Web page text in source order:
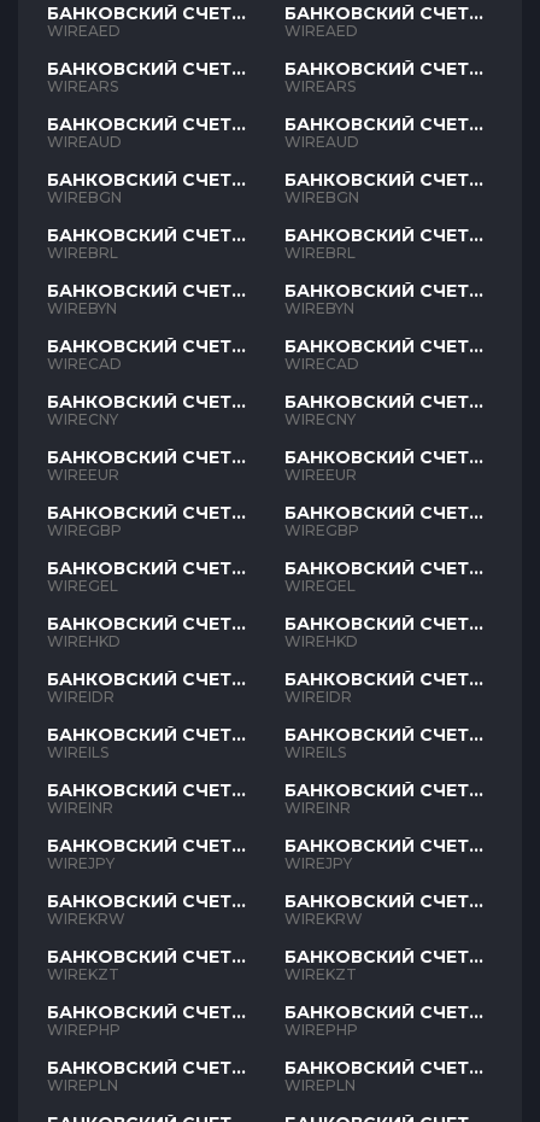
БАНКОВСКИЙ СЧЕТ
AED
WIREAED
БАНКОВСКИЙ СЧЕТ
ARS
WIREARS
БАНКОВСКИЙ СЧЕТ
AUD
WIREAUD
БАНКОВСКИЙ СЧЕТ
BGN
WIREBGN
БАНКОВСКИЙ СЧЕТ
BRL
WIREBRL
БАНКОВСКИЙ СЧЕТ
BYN
WIREBYN
БАНКОВСКИЙ СЧЕТ
CAD
WIRECAD
БАНКОВСКИЙ СЧЕТ
CNY
WIRECNY
БАНКОВСКИЙ СЧЕТ
EUR
WIREEUR
БАНКОВСКИЙ СЧЕТ
GBP
WIREGBP
БАНКОВСКИЙ СЧЕТ
GEL
WIREGEL
БАНКОВСКИЙ СЧЕТ
HKD
WIREHKD
БАНКОВСКИЙ СЧЕТ
IDR
WIREIDR
БАНКОВСКИЙ СЧЕТ
ILS
WIREILS
БАНКОВСКИЙ СЧЕТ
INR
WIREINR
БАНКОВСКИЙ СЧЕТ
JPY
WIREJPY
БАНКОВСКИЙ СЧЕТ
KRW
WIREKRW
БАНКОВСКИЙ СЧЕТ
KZT
WIREKZT
БАНКОВСКИЙ СЧЕТ
PHP
WIREPHP
БАНКОВСКИЙ СЧЕТ
PLN
WIREPLN
БАНКОВСКИЙ СЧЕТ
AED
WIREAED
БАНКОВСКИЙ СЧЕТ
ARS
WIREARS
БАНКОВСКИЙ СЧЕТ
AUD
WIREAUD
БАНКОВСКИЙ СЧЕТ
BGN
WIREBGN
БАНКОВСКИЙ СЧЕТ
BRL
WIREBRL
БАНКОВСКИЙ СЧЕТ
BYN
WIREBYN
БАНКОВСКИЙ СЧЕТ
CAD
WIRECAD
БАНКОВСКИЙ СЧЕТ
CNY
WIRECNY
БАНКОВСКИЙ СЧЕТ
EUR
WIREEUR
БАНКОВСКИЙ СЧЕТ
GBP
WIREGBP
БАНКОВСКИЙ СЧЕТ
GEL
WIREGEL
БАНКОВСКИЙ СЧЕТ
HKD
WIREHKD
БАНКОВСКИЙ СЧЕТ
IDR
WIREIDR
БАНКОВСКИЙ СЧЕТ
ILS
WIREILS
БАНКОВСКИЙ СЧЕТ
INR
WIREINR
БАНКОВСКИЙ СЧЕТ
JPY
WIREJPY
БАНКОВСКИЙ СЧЕТ
KRW
WIREKRW
БАНКОВСКИЙ СЧЕТ
KZT
WIREKZT
БАНКОВСКИЙ СЧЕТ
PHP
WIREPHP
БАНКОВСКИЙ СЧЕТ
PLN
WIREPLN